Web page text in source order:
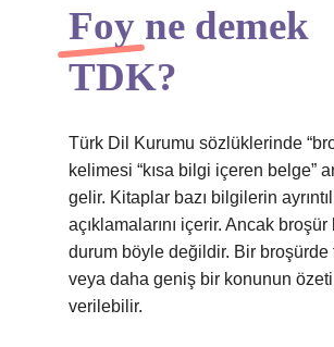
Foy ne demek
TDK?
Türk Dil Kurumu sözlüklerinde
kelimesi “kısa bilgi içeren belge”
gelir. Kitaplar bazı bilgilerin
açıklamalarını içerir. Ancak
durum böyle değildir. Bir broşürde
veya daha geniş bir konunun
verilebilir.